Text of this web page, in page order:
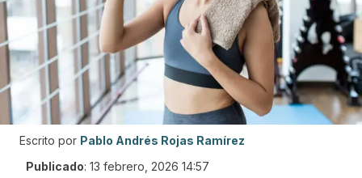
Escrito por Pablo Andrés Rojas Ramírez
Publicado: 13 febrero, 2026 14:57